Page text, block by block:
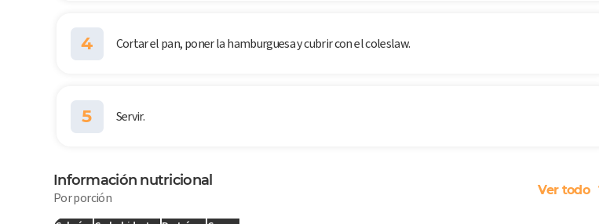
4 Cortar el pan, poner la hamburguesa y cubrir con el coleslaw.
5 Servir.
Información nutricional
Por porción Ver todo